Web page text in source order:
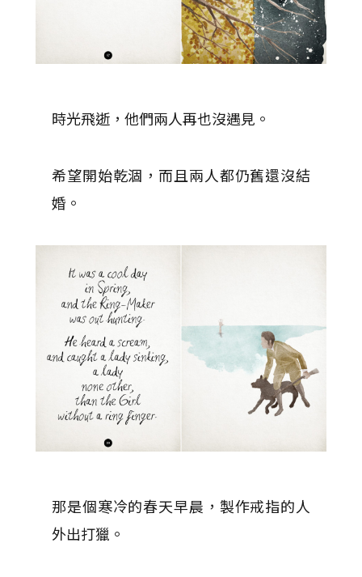
時光飛逝，他們兩人再也沒遇見。
希望開始乾涸，而且兩人都仍舊還沒結
婚。
那是個寒冷的春天早晨，製作戒指的人
外出打獵。